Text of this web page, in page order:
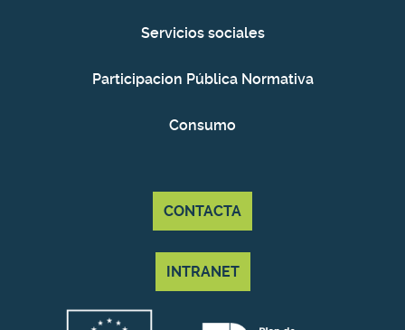
Servicios sociales
Participacion Pública Normativa
Consumo
CONTACTA
INTRANET